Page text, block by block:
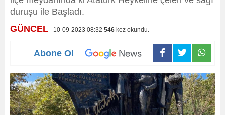
duruşu ile Başladı.
GÜNCEL - 10-09-2023 08:32 546 kez okundu.
Abone Ol